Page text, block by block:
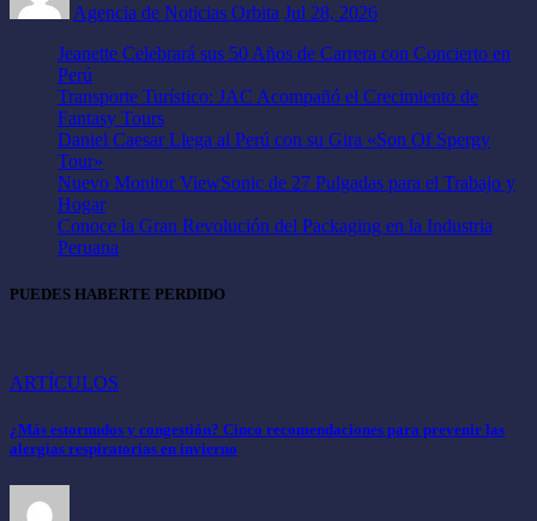
Agencia de Noticias Orbita Jul 28, 2026
Jeanette Celebrará sus 50 Años de Carrera con Concierto en
Perú
Transporte Turístico: JAC Acompañó el Crecimiento de
Fantasy Tours
Daniel Caesar Llega al Perú con su Gira «Son Of Spergy
Tour»
Nuevo Monitor ViewSonic de 27 Pulgadas para el Trabajo y
Hogar
Conoce la Gran Revolución del Packaging en la Industria
Peruana
PUEDES HABERTE PERDIDO
ARTÍCULOS
¿Más estornudos y congestión? Cinco recomendaciones para prevenir las
alergias respiratorias en invierno